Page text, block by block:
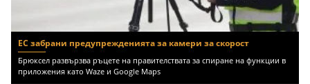
ЕС забрани предупрежденията за камери за скорост
Брюксел развързва ръцете на правителствата за спиране на функции в
приложения като Waze и Google Maps